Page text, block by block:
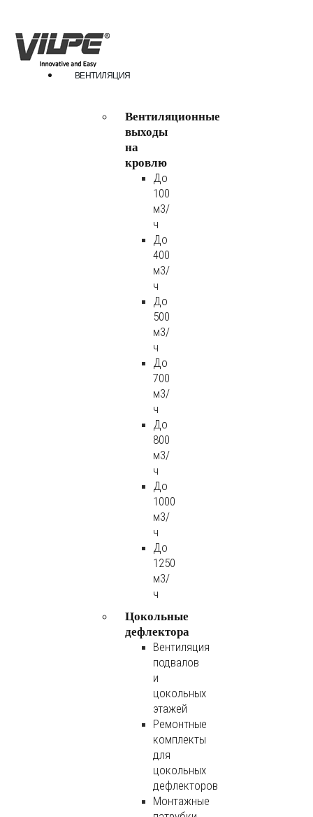
ВЕНТИЛЯЦИЯ
Вентиляционные
выходы
на
кровлю
До
100
м3/
ч
До
400
м3/
ч
До
500
м3/
ч
До
700
м3/
ч
До
800
м3/
ч
До
1000
м3/
ч
До
1250
м3/
ч
Цокольные
дефлектора
Вентиляция
подвалов
и
цокольных
этажей
Ремонтные
комплекты
для
цокольных
дефлекторов
Монтажные